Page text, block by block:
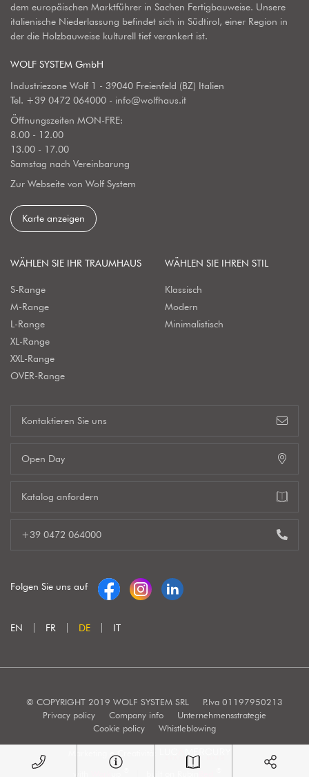
dem europäischen Marktführer in Sachen Fertigbauweise. Unsere
italienische Niederlassung befindet sich in Südtirol, einer Region in
der die Holzbauweise kulturell tief verankert ist.
WOLF SYSTEM GmbH
Industriezone Wolf 1 - 39040 Freienfeld (BZ) Italien
Tel. +39 0472 064000 - info@wolfhaus.it
Öffnungszeiten MON-FRE:
8.00 - 12.00
13.00 - 17.00
Samstag nach Vereinbarung
Zur Webseite von Wolf System
Karte anzeigen
WÄHLEN SIE IHR TRAUMHAUS
S-Range
M-Range
L-Range
XL-Range
XXL-Range
OVER-Range
WÄHLEN SIE IHREN STIL
Klassisch
Modern
Minimalistisch
Kontaktieren Sie uns
Open Day
Katalog anfordern
+39 0472 064000
Folgen Sie uns auf
EN FR DE IT
© COPYRIGHT 2019 WOLF SYSTEM SRL
P.Iva 01197950213
Privacy policy
Company info
Unternehmensstrategie
Cookie policy
Whistleblowing
Marketing e Creatività: